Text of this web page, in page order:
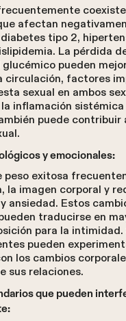
afectan
tipo 2,
La pérdida
pueden
circulación, factores
sexual en ambos
inflamación
puede contribuir
y emocionales:
peso exitosa
la imagen corporal y
ansiedad. Estos
traducirse en
para la
pueden
los cambios
sus relaciones.
que pueden